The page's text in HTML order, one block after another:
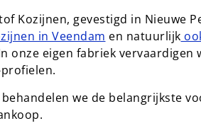
Kozijnen, gevestigd in Nieuwe
in Veendam en natuurlijk
onze eigen fabriek
we de belangrijkste